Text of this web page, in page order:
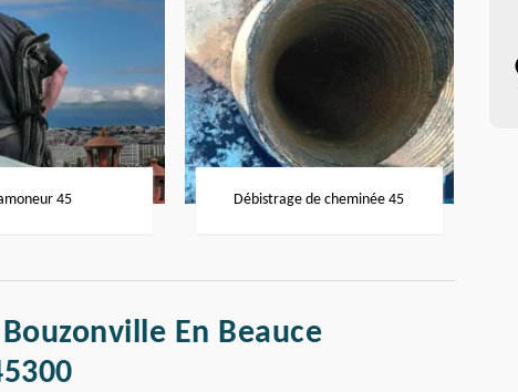
45 Débistrage de cheminée 45
En Beauce